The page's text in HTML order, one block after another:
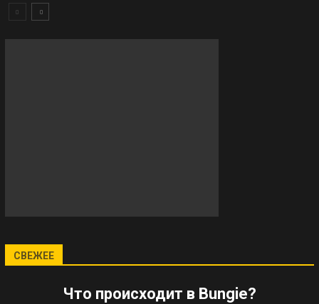
СВЕЖЕЕ
Что происходит в Bungie?